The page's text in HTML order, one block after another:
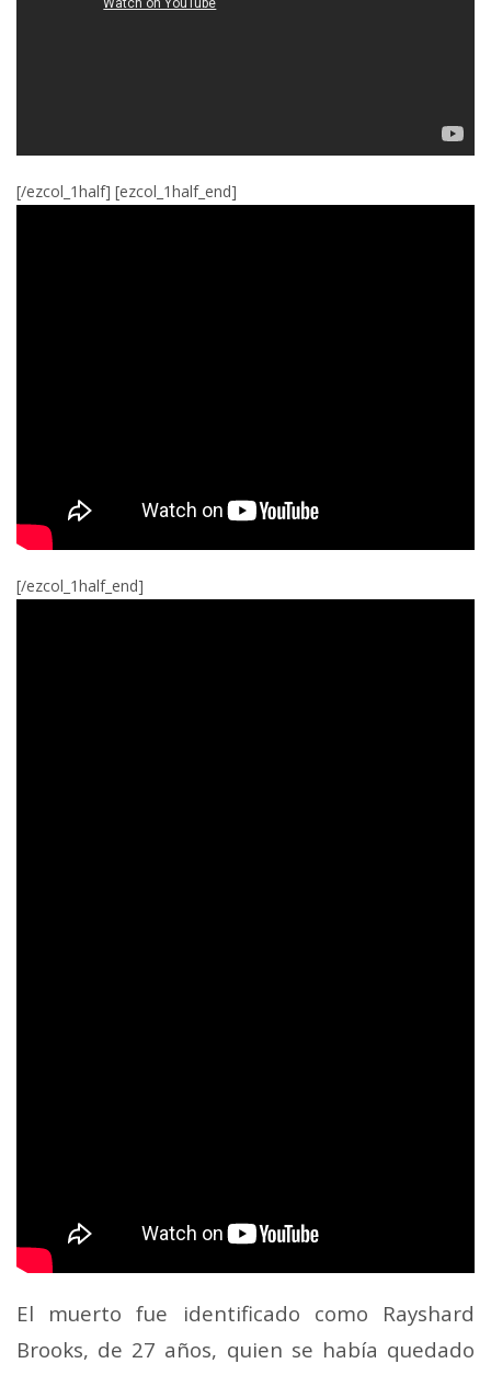
[/ezcol_1half] [ezcol_1half_end]
[/ezcol_1half_end]
El muerto fue identificado como Rayshard
Brooks, de 27 años, quien se había quedado